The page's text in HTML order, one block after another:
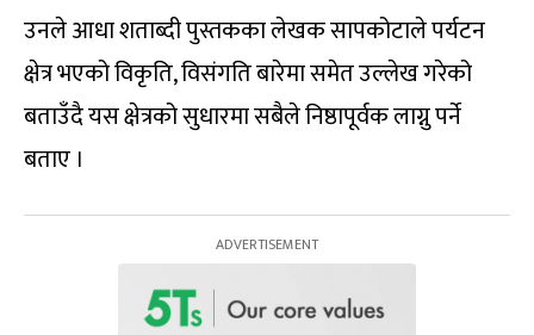
उनले आधा शताब्दी पुस्तकका लेखक सापकोटाले पर्यटन
क्षेत्र भएको विकृति, विसंगति बारेमा समेत उल्लेख गरेको
बताउँदै यस क्षेत्रको सुधारमा सबैले निष्ठापूर्वक लाग्नु पर्ने
बताए ।